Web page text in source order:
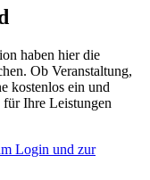
haben hier die
Ob Veranstaltung,
kostenlos ein und
für Ihre Leistungen
Login und zur